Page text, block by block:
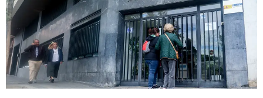
La rosa de los vientos
Gente viajera
Como el perro y el
Caso
Retornados
Equipo de
Operación Viuda
Extremadura
Galicia
La Rioja
Navarra
País Vasco
Virales
Televisión
Elecciones